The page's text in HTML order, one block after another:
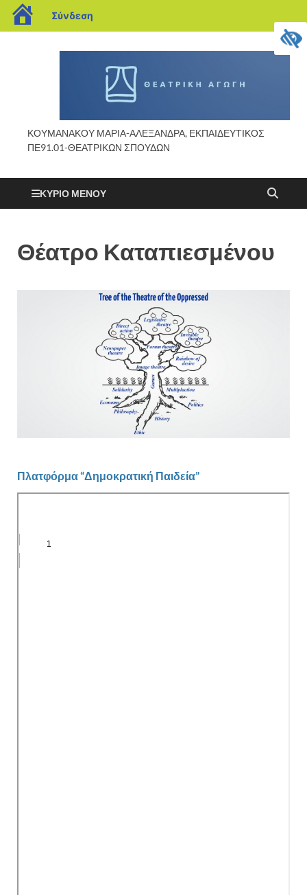
Σύνδεση
ΚΟΥΜΑΝΑΚΟΥ ΜΑΡΙΑ-ΑΛΕΞΑΝΔΡΑ, ΕΚΠΑΙΔΕΥΤΙΚΟΣ
ΠΕ91.01-ΘΕΑΤΡΙΚΩΝ ΣΠΟΥΔΩΝ
ΚΎΡΙΟ ΜΕΝΟΎ
Θέατρο Καταπιεσμένου
Πλατφόρμα “Δημοκρατική Παιδεία”